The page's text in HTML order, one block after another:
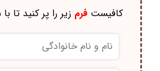
کافیستفرم زیر را پر کنید تا
نام
و